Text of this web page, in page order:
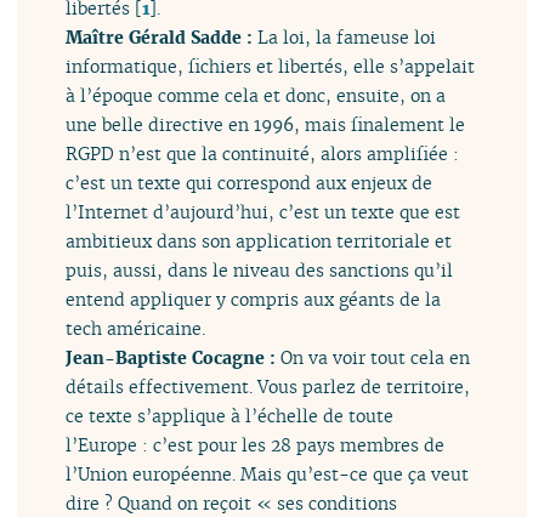
libertés [1].
Maître Gérald Sadde :La loi, la fameuse loi
informatique, fichiers et libertés, elle s’appelait
à l’époque comme cela et donc, ensuite, on a
une belle directive en 1996, mais finalement le
RGPD n’est que la continuité, alors amplifiée :
c’est un texte qui correspond aux enjeux de
l’Internet d’aujourd’hui, c’est un texte que est
ambitieux dans son application territoriale et
puis, aussi, dans le niveau des sanctions qu’il
entend appliquer y compris aux géants de la
tech américaine.
Jean-Baptiste Cocagne :On va voir tout cela en
détails effectivement. Vous parlez de territoire,
ce texte s’applique à l’échelle de toute
l’Europe : c’est pour les 28 pays membres de
l’Union européenne. Mais qu’est-ce que ça veut
dire ? Quand on reçoit « ses conditions